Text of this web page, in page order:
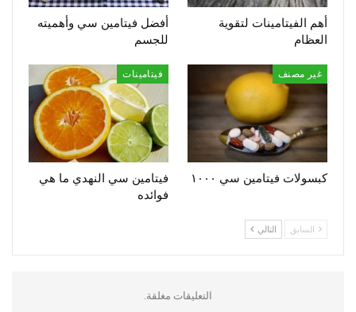
أهم الفيتامينات لتقوية
العظام
أفضل فيتامين سي وأهميته
للجسم
غير مصنف
كبسولات فيتامين سي ١٠٠٠
فيتامينات
فيتامين سي النهدي ما هي
فوائده
السابق التالي
التعليقات مغلقة.